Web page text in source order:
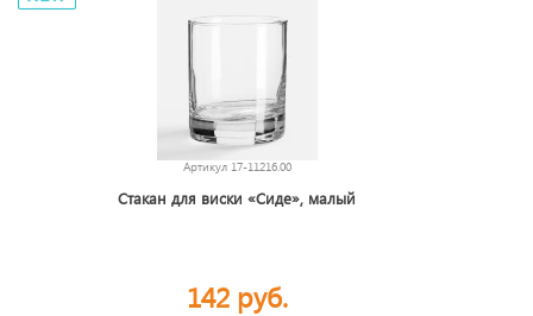
Артикул 17-11216.00
Стакан для виски «Сиде», малый
142 руб.